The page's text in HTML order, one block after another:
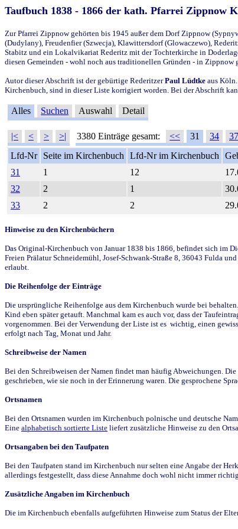
Taufbuch 1838 - 1866 der kath. Pfarrei Zippnow
Zur Pfarrei Zippnow gehörten bis 1945 außer dem Dorf Zippnow
(Dudylany), Freudenfier (Szwecja), Klawittersdorf (Glowaczewo),
Stabitz und ein Lokalvikariat Rederitz mit der Tochterkirche in
diesen Gemeinden - wohl noch aus traditionellen Gründen - in Zippnow
Autor dieser Abschrift ist der gebürtige RederitzerPaul Lüdtke aus
Kirchenbuch, sind in dieser Liste korrigiert worden. Bei der Abschrift
Alles Suchen Auswahl Detail
|< < > >| 3380 Einträge gesamt: << 31 34 37
Lfd-Nr
Seite im Kirchenbuch Lfd-Nr im Kirchenbuch
31
1 12
32
2 1
33
2 2
Hinweise zu den Kirchenbüchern
Das Original-Kirchenbuch von Januar 1838 bis 1866, befindet sich im
Freien Prälatur Schneidemühl, Josef-Schwank-Straße 8, 36043 Fulda
erlaubt.
Die Reihenfolge der Einträge
Die ursprüngliche Reihenfolge aus dem Kirchenbuch wurde bei
Kind eben später getauft. Manchmal kam es auch vor, dass der
vorgenommen. Bei der Verwendung der Liste ist es wichtig, einen
erfolgt nach Tag, Monat und Jahr.
Schreibweise der Namen
Bei den Schreibweisen der Namen findet man häufig Abweichungen.
geschrieben, wie sie noch in der Erinnerung waren. Die gesprochene
Ortsnamen
Bei den Ortsnamen wurden im Kirchenbuch polnische und deutsche
Eine alphabetisch sortierte Liste liefert zusätzliche Hinweise zu den
Ortsangaben bei den Taufpaten
Bei den Taufpaten stand im Kirchenbuch nur selten eine Angabe der
allerdings festgestellt, dass diese Annahme doch wohl nicht immer
Zusätzliche Angaben im Kirchenbuch
Die im Kirchenbuch ebenfalls aufgeführten Hinweise zum Status der